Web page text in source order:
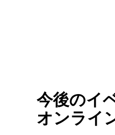
今後のイ
オンライ